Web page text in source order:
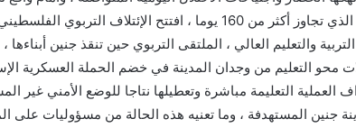
الإسرائيلي الذي تجاوز أكثر من 160 يوما ، افتتح
والتعليم العالي ، الملتقى التربوي حين تنقذ جنين
محو التعليم من وجدان المدينة في خضم الحملة العسكرية
العملية التعليمة مباشرة وتعطيلها نتاجا للوضع الأمني غير
جنين المستهدفة ، وما تعنيه هذه الحالة من مسؤوليات